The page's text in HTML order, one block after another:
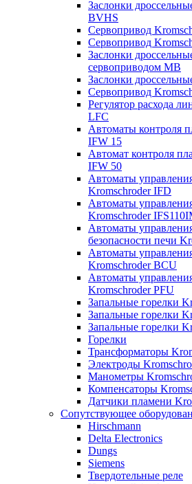
Заслонки
BVHS
Сервопривод
Сервопривод
Заслонки
сервоприводом МВ
Заслонки
Cервопривод
Регулятор расхода
LFC
Автоматы контроля
IFW 15
Автомат контроля
IFW 50
Автоматы
Kromschroder IFD
Автоматы
Kromschroder
Автоматы
безопасности печи
Автоматы
Kromschroder BCU
Автоматы
Kromschroder PFU
Запальные горелки
Запальные горелки
Запальные горелки
Горелки
Трансформаторы
Электроды
Манометры
Компенсаторы
Датчики пламени
Сопутствующее
Hirschmann
Delta Electronics
Dungs
Siemens
Твердотельные реле